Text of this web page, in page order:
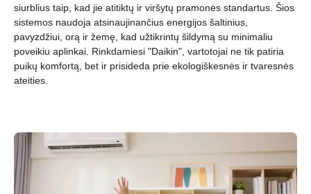
siurblius taip, kad jie atitiktų ir viršytų pramonės standartus. Šios
sistemos naudoja atsinaujinančius energijos šaltinius,
pavyzdžiui, orą ir žemę, kad užtikrintų šildymą su minimaliu
poveikiu aplinkai. Rinkdamiesi "Daikin", vartotojai ne tik patiria
puikų komfortą, bet ir prisideda prie ekologiškesnės ir tvaresnės
ateities.